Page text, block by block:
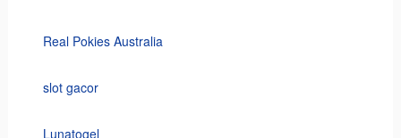
Real Pokies Australia
slot gacor
Lunatogel